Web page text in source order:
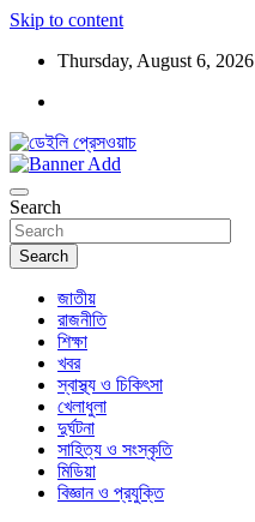
Skip to content
Thursday, August 6, 2026
ডেইলি প্রেসওয়াচ
Search
Search
জাতীয়
রাজনীতি
শিক্ষা
খবর
স্বাস্থ্য ও চিকিৎসা
খেলাধুলা
দুর্ঘটনা
সাহিত্য ও সংস্কৃতি
মিডিয়া
বিজ্ঞান ও প্রযুক্তি